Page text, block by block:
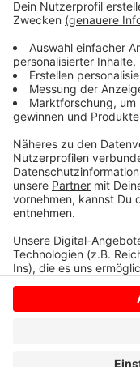
einem Beil. Zu
nicht. Sie konnte
Morgenstunden
er in einer
werden soll.
Anzeige
Anzeige